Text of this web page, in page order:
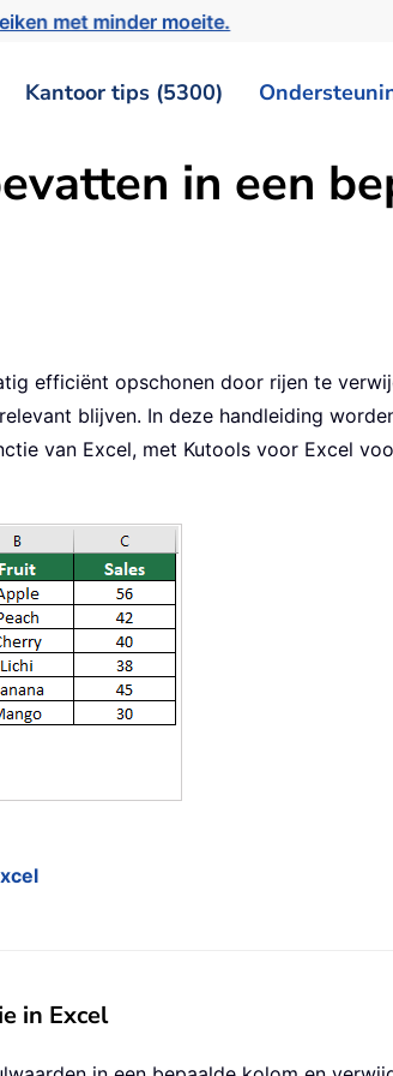
met minder moeite.
Kantoor tips (5300)
in een
efficiënt opschonen door rijen te
blijven. In deze handleiding
van Excel, met Kutools voor Excel
in Excel